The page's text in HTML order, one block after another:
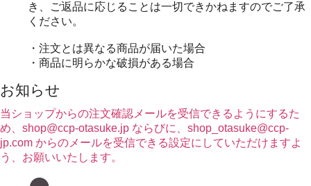
き、ご返品に応じることは一切できかねますのでご了承
ください。
・注文とは異なる商品が届いた場合
・商品に明らかな破損がある場合
お知らせ
当ショップからの注文確認メールを受信できるようにするた
め、shop@ccp-otasuke.jp ならびに、shop_otasuke@ccp-
jp.com からのメールを受信できる設定にしていただけますよ
う、お願いいたします。